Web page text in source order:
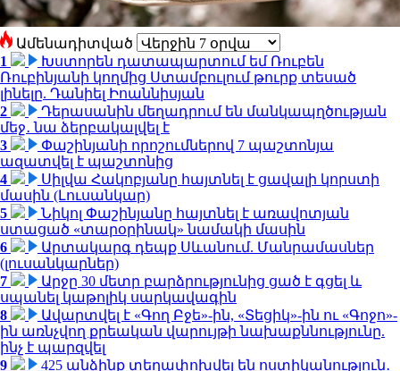
Ամենադիտված
1
Խստորեն դատապարտում եմ Ռուբեն
Ռուբինյանի կողմից Ստամբուլում թուրք տեսած
լինելը. Դանիել Իոաննիսյան
2
Դերասանին մեղադրում են մանկապղծության
մեջ․ նա ձերբակալվել է
3
Փաշինյանի որոշումներով 7 պաշտոնյա
ազատվել է պաշտոնից
4
Սիլվա Հակոբյանը հայտնել է ցավալի կորստի
մասին (Լուսանկար)
5
Նիկոլ Փաշինյանը հայտնել է առավոտյան
ստացած «տարօրինակ» նամակի մասին
6
Արտակարգ դեպք Սևանում. Մանրամասներ
(լուսանկարներ)
7
Արջը 30 մետր բարձրությունից ցած է գցել և
սպանել կաթոլիկ սարկավագին
8
Ավարտվել է «Գող Բջե»-ին, «Տեցիկ»-ին ու «Գոջո»-
ին առնչվող քրեական վարույթի նախաքննությունը.
ինչ է պարզվել
9
425 անձինք տեղափոխվել են ոստիկանություն․